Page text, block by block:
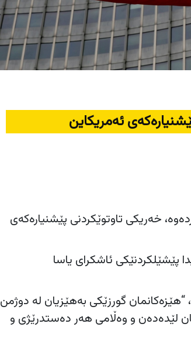
ئەمریکاین
خەریکی تاوتوێکردنی پێشنیارەکەی
پێشێلکردنێکی ئاشکرای یاسا
“هێزەکانمان گورزێکی بەهێزیان لە دوژمن
لێدەدەن و وەڵامی هەر دەستدرێژی و